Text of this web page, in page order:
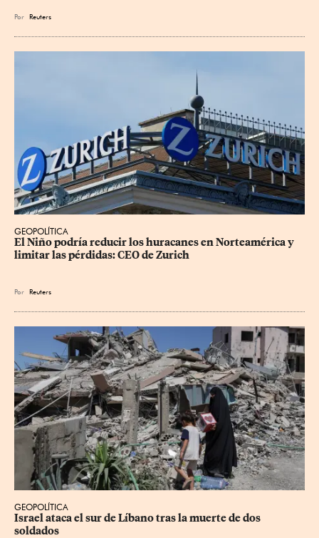
Por Reuters
GEOPOLÍTICA
El Niño podría reducir los huracanes en Norteamérica y
limitar las pérdidas: CEO de Zurich
Por Reuters
GEOPOLÍTICA
Israel ataca el sur de Líbano tras la muerte de dos
soldados